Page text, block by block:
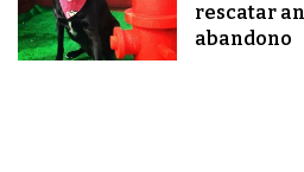
rescatar
abandono